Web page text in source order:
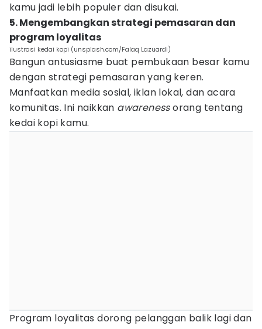
kamu jadi lebih populer dan disukai.
5. Mengembangkan strategi pemasaran dan
program loyalitas
ilustrasi kedai kopi (unsplash.com/Falaq Lazuardi)
Bangun antusiasme buat pembukaan besar kamu
dengan strategi pemasaran yang keren.
Manfaatkan media sosial, iklan lokal, dan acara
komunitas. Ini naikkan awarenessorang tentang
kedai kopi kamu.
Program loyalitas dorong pelanggan balik lagi dan